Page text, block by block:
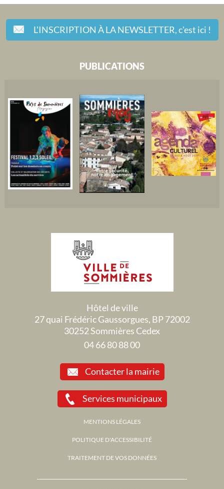
L'INSCRIPTION À LA NEWSLETTER,c'est ici !
PUBLICATIONS
Hôtel de ville
27 quai Frédéric Gaussorgues, BP 72002
30252 Sommières Cedex
04 66 80 88 00
Contacter la mairie
Services municipaux
MENTIONS LÉGALES
POLITIQUE D'ACCESSIBILITÉ
TRAITEMENT DE VOS DONNÉES